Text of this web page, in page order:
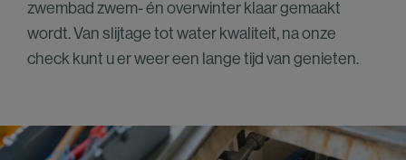
zwembad zwem- én overwinter klaar gemaakt
wordt. Van slijtage tot water kwaliteit, na onze
check kunt u er weer een lange tijd van genieten.